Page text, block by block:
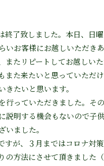
了致しました。本日、日
いお客様にお越しいただき
またリピートしてお越しい
また来たいと思っていただ
たいと思います。
っていただきました。そ
説明する機会もないので子
ました。
が、３月まではコロナ対
の方法にさせて頂きました